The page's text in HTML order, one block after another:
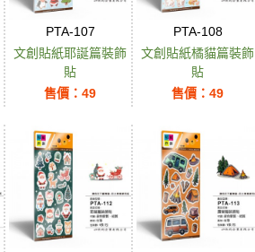
PTA-107
文創貼紙耶誕篇裝飾
貼
售價：49
PTA-108
文創貼紙橘貓篇裝飾
貼
售價：49